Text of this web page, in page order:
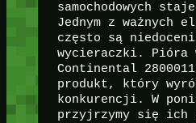
samochodowych
Jednym z ważnych
często są
wycieraczki. Pióra
Continental
produkt, który
konkurencji. W
przyjrzymy się ich